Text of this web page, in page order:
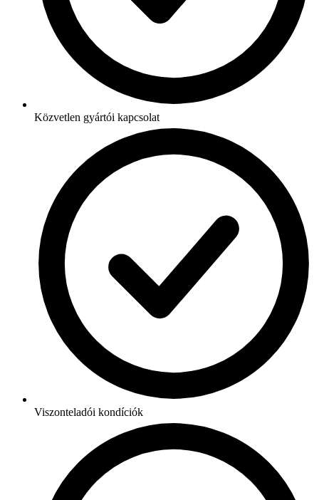
Közvetlen gyártói kapcsolat
Viszonteladói kondíciók